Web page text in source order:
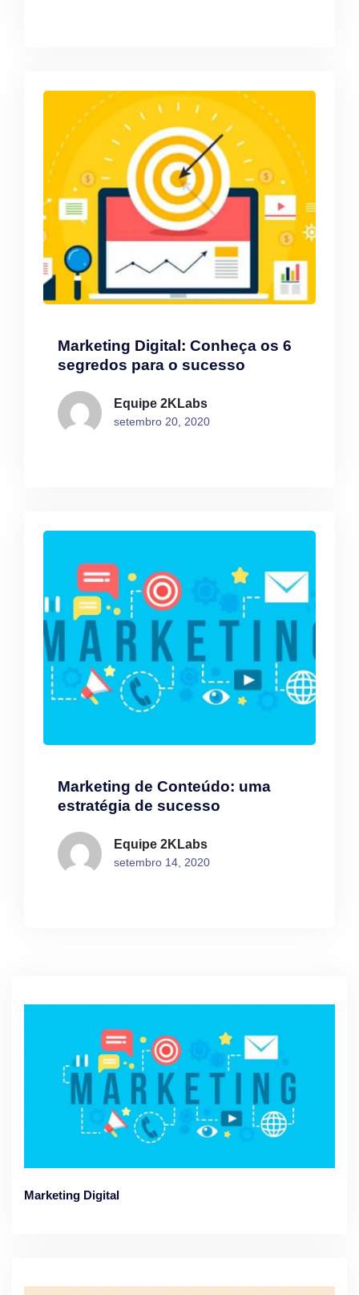
Marketing Digital: Conheça os 6
segredos para o sucesso
Equipe 2KLabs
setembro 20, 2020
Marketing de Conteúdo: uma
estratégia de sucesso
Equipe 2KLabs
setembro 14, 2020
Marketing Digital